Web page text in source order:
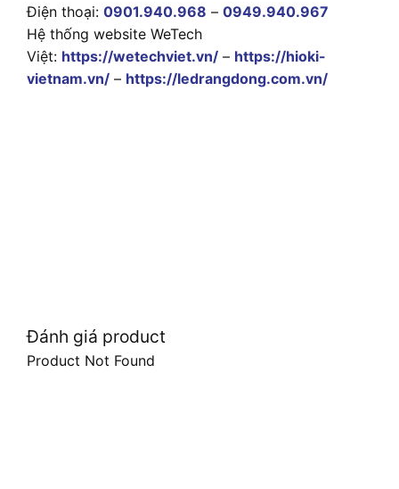
Điện thoại: 0901.940.968 – 0949.940.967
Hệ thống website WeTech
Việt: https://wetechviet.vn/ – https://hioki-
vietnam.vn/ – https://ledrangdong.com.vn/
Đánh giá product
Product Not Found